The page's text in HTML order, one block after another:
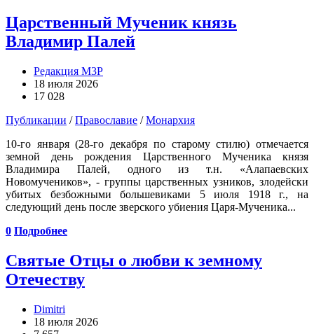
Царственный Мученик князь
Владимир Палей
Редакция М3Р
18 июля 2026
17 028
Публикации /Православие /Монархия
10-го января (28-го декабря по старому стилю) отмечается
земной день рождения Царственного Мученика князя
Владимира Палей, одного из т.н. «Алапаевских
Новомучеников», - группы царственных узников, злодейски
убитых безбожными большевиками 5 июля 1918 г., на
следующий день после зверского убиения Царя-Мученика...
0 Подробнее
Святые Отцы о любви к земному
Отечеству
Dimitri
18 июля 2026